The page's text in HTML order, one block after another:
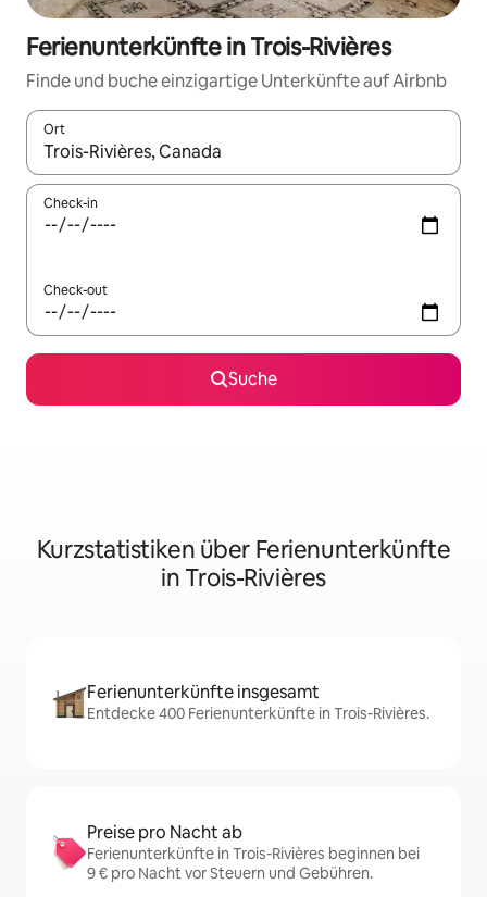
Ferienunterkünfte in Trois-Rivières
Finde und buche einzigartige Unterkünfte auf Airbnb
Ort
Wenn Ergebnisse verfügbar sind, navigiere mit den
Check-in
Check-out
Suche
Kurzstatistiken über Ferienunterkünfte
in Trois-Rivières
Ferienunterkünfte insgesamt
Entdecke 400 Ferienunterkünfte in Trois-Rivières.
Preise pro Nacht ab
Ferienunterkünfte in Trois-Rivières beginnen bei
9 € pro Nacht vor Steuern und Gebühren.